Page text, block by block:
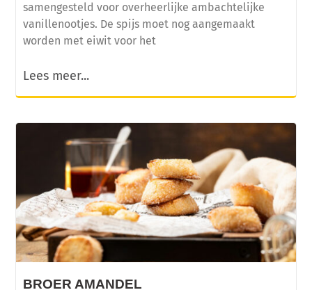
samengesteld voor overheerlijke ambachtelijke
vanillenootjes. De spijs moet nog aangemaakt
worden met eiwit voor het
Lees meer...
BROER AMANDEL